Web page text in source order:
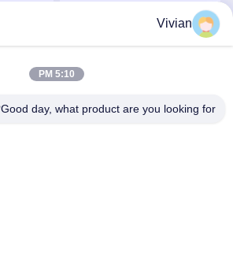
الميكانيكي
احصل على أفضل سعر
Vivian
5:10 PM
Good day, what product are you looking for?